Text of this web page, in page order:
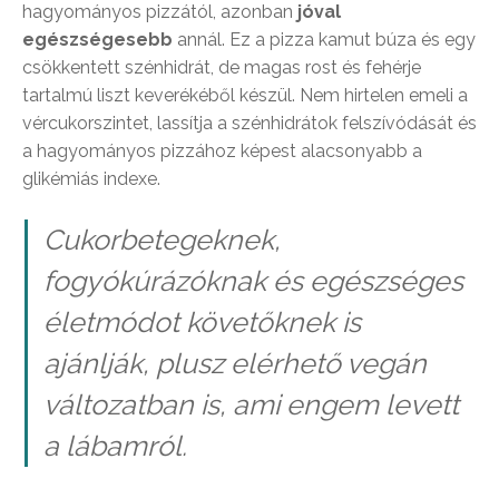
hagyományos pizzától, azonban jóval
egészségesebb annál. Ez a pizza kamut búza és egy
csökkentett szénhidrát, de magas rost és fehérje
tartalmú liszt keverékéből készül. Nem hirtelen emeli a
vércukorszintet, lassítja a szénhidrátok felszívódását és
a hagyományos pizzához képest alacsonyabb a
glikémiás indexe.
Cukorbetegeknek,
fogyókúrázóknak és egészséges
életmódot követőknek is
ajánlják, plusz elérhető vegán
változatban is, ami engem levett
a lábamról.